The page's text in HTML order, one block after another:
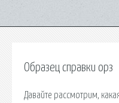
Образец справки орз
Давайте рассмотрим,